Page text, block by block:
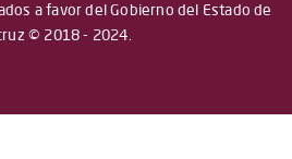
a favor del Gobierno del Estado de
© 2018 - 2024.